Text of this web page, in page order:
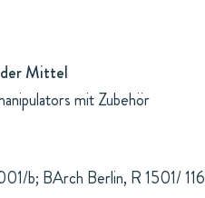
der Mittel
mit Zubehör
b; BArch Berlin, R 1501/